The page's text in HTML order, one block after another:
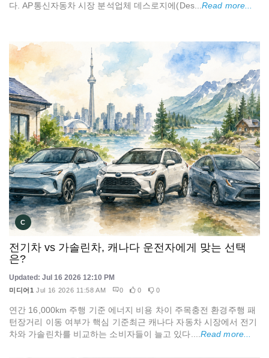
다. AP통신자동차 시장 분석업체 데스로지에(Des...Read more...
C
전기차 vs 가솔린차, 캐나다 운전자에게 맞는 선택
은?
Updated: Jul 16 2026 12:10 PM
미디어1 Jul 16 2026 11:58 AM 0 0 0
연간 16,000km 주행 기준 에너지 비용 차이 주목충전 환경주행 패
턴장거리 이동 여부가 핵심 기준최근 캐나다 자동차 시장에서 전기
차와 가솔린차를 비교하는 소비자들이 늘고 있다.... Read more...